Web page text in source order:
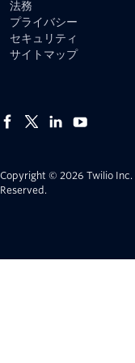
法務
プライバシー
セキュリティ
サイトマップ
Copyright © 2026 Twilio Inc.
Reserved.